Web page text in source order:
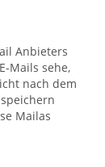
Anbieters
Mails sehe,
nach dem
Mailas